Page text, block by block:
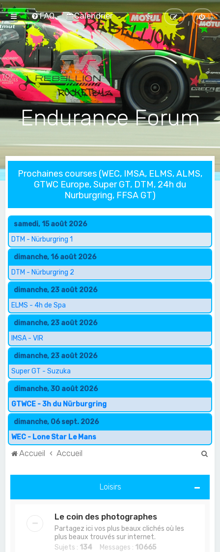
FAQ Calendrier
Endurance Forum
Prochaines courses (WEC, IMSA, ELMS, ALMS,
GTWC Europe, Super GT, DTM, 24h du
Nurburgring, FFSA GT)
samedi, 15 août 2026
DTM - Nürburgring 1
dimanche, 16 août 2026
DTM - Nürburgring 2
dimanche, 23 août 2026
ELMS - 4h de Spa
dimanche, 23 août 2026
IMSA - VIR
dimanche, 23 août 2026
Super GT - Suzuka
dimanche, 30 août 2026
GTWCE - 3h du Nürburgring
dimanche, 06 sept. 2026
WEC - Lone Star Le Mans
Accueil Accueil
Loisirs
Le coin des photographes
Partagez ici vos plus beaux clichés où les
plus beaux trouvés sur internet.
Sujets : 134 Messages : 10665